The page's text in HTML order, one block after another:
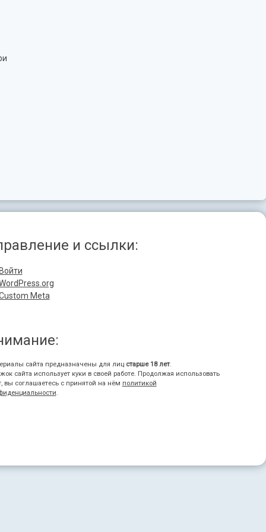
и ссылки:
Войти
Meta
сайта предназначены для лиц старше 18 лет.
сайта использует куки в своей работе. Продолжая использовать
вы соглашаетесь с принятой на нём политикой
.